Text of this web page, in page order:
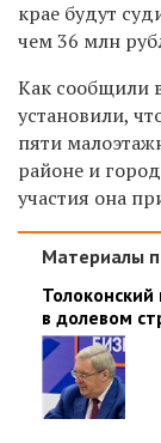
крае будут
чем 36 млн
Как сообщили
установили,
пяти
районе и
участия она
Материалы
в долевом